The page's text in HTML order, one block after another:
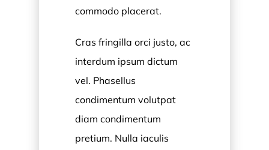
commodo placerat.
Cras fringilla orci justo, ac
interdum ipsum dictum
vel. Phasellus
condimentum volutpat
diam condimentum
pretium. Nulla iaculis